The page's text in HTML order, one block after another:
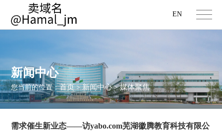
EN
新闻中心
您当前的位置：首页>新闻中心>媒体聚焦
需求催生新业态——访yabo.com芜湖徽腾教育科技有限公